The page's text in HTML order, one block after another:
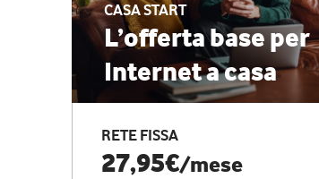
CASA START
L’offerta base per
Internet a casa
RETE FISSA
27,95€/mese